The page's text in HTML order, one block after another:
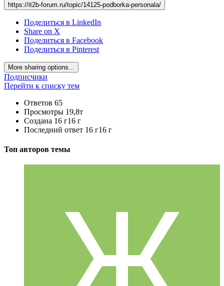
https://it2b-forum.ru/topic/14125-podborka-personala/
Поделиться в LinkedIn
Share on X
Поделиться в Facebook
Поделиться в Pinterest
More sharing options...
Подписчики
Перейти к списку тем
Ответов 65
Просмотры 19,8т
Создана 16 г16 г
Последний ответ 16 г16 г
Топ авторов темы